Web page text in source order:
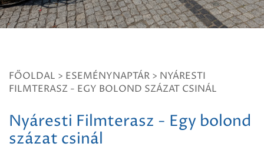
FŐOLDAL > ESEMÉNYNAPTÁR > NYÁRESTI
FILMTERASZ - EGY BOLOND SZÁZAT CSINÁL
Nyáresti Filmterasz - Egy bolond
százat csinál